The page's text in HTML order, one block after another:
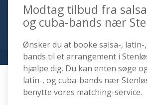
Modtag tilbud fra
og cuba-bands nær
Ønsker du at booke salsa-, latin-
bands til et arrangement i
hjælpe dig. Du kan enten søge
latin-, og cuba-bands nær
benytte vores matching-service.